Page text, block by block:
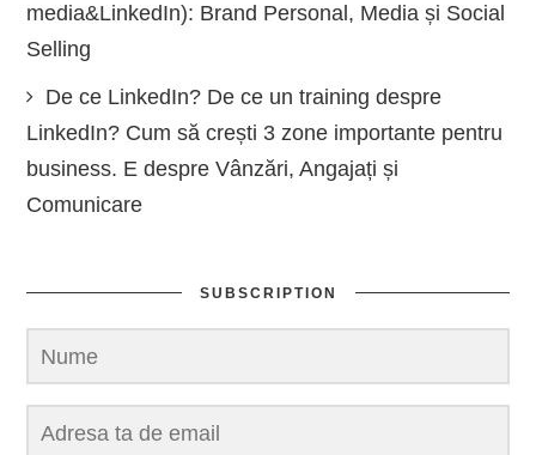
media&LinkedIn): Brand Personal, Media și Social
Selling
De ce LinkedIn? De ce un training despre
LinkedIn? Cum să crești 3 zone importante pentru
business. E despre Vânzări, Angajați și
Comunicare
SUBSCRIPTION